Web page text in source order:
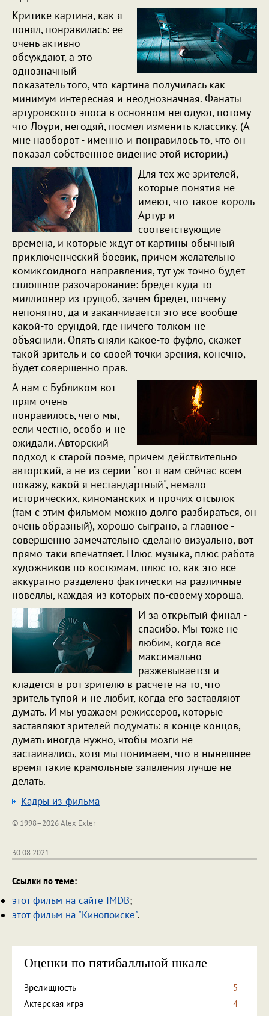
Критике картина, как я
понял, понравилась: ее
очень активно
обсуждают, а это
однозначный
показатель того, что картина получилась как
минимум интересная и неоднозначная. Фанаты
артуровского эпоса в основном негодуют, потому
что Лоури, негодяй, посмел изменить классику. (А
мне наоборот - именно и понравилось то, что он
показал собственное видение этой истории.)
Для тех же зрителей,
которые понятия не
имеют, что такое король
Артур и
соответствующие
времена, и которые ждут от картины обычный
приключенческий боевик, причем желательно
комиксоидного направления, тут уж точно будет
сплошное разочарование: бредет куда-то
миллионер из трущоб, зачем бредет, почему -
непонятно, да и заканчивается это все вообще
какой-то ерундой, где ничего толком не
объяснили. Опять сняли какое-то фуфло, скажет
такой зритель и со своей точки зрения, конечно,
будет совершенно прав.
А нам с Бубликом вот
прям очень
понравилось, чего мы,
если честно, особо и не
ожидали. Авторский
подход к старой поэме, причем действительно
авторский, а не из серии "вот я вам сейчас всем
покажу, какой я нестандартный", немало
исторических, киноманских и прочих отсылок
(там с этим фильмом можно долго разбираться, он
очень образный), хорошо сыграно, а главное -
совершенно замечательно сделано визуально, вот
прямо-таки впечатляет. Плюс музыка, плюс работа
художников по костюмам, плюс то, как это все
аккуратно разделено фактически на различные
новеллы, каждая из которых по-своему хороша.
И за открытый финал -
спасибо. Мы тоже не
любим, когда все
максимально
разжевывается и
кладется в рот зрителю в расчете на то, что
зритель тупой и не любит, когда его заставляют
думать. И мы уважаем режиссеров, которые
заставляют зрителей подумать: в конце концов,
думать иногда нужно, чтобы мозги не
застаивались, хотя мы понимаем, что в нынешнее
время такие крамольные заявления лучше не
делать.
Кадры из фильма
© 1998–2026 Alex Exler
30.08.2021
Ссылки по теме:
этот фильм на сайте IMDB;
этот фильм на "Кинопоиске".
Оценки по пятибалльной шкале
Зрелищность
5
Актерская игра
4